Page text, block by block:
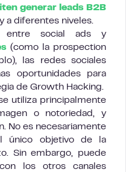
generar leads B2B
a diferentes niveles.
entre social ads y
(como la prospection
las redes sociales
oportunidades para
de Growth Hacking.
utiliza principalmente
o notoriedad, y
No es necesariamente
único objetivo de la
Sin embargo, puede
los otros canales